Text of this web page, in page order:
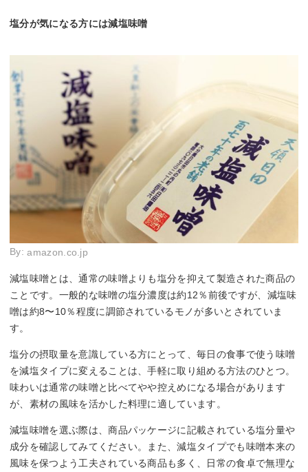
塩分が気になる方には減塩味噌
By:amazon.co.jp
減塩味噌とは、通常の味噌よりも塩分を抑えて製造された商品の
ことです。一般的な味噌の塩分濃度は約12％前後ですが、減塩味
噌は約8〜10％程度に調節されているモノが多いとされていま
す。
塩分の摂取量を意識している方にとって、毎日の食事で使う味噌
を減塩タイプに変えることは、手軽に取り組める方法のひとつ。
味わいは通常の味噌と比べてやや控えめになる場合があります
が、素材の風味を活かした料理に適しています。
減塩味噌を選ぶ際は、商品パッケージに記載されている塩分量や
成分を確認してみてください。また、減塩タイプでも味噌本来の
風味を保つよう工夫されている商品も多く、日常の食卓で無理な